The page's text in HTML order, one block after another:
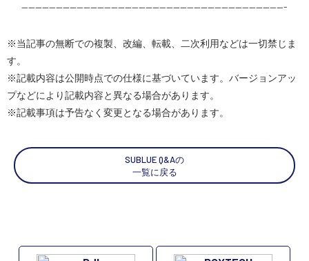
——————————————————————————————————————-
※当記事の無断での複製、改編、転載、二次利用などは一切禁じま
す。
※記載内容は公開時点での仕様に基づいています。バージョンアッ
プなどにより記載内容と異なる場合があります。
※記載事項は予告なく変更となる場合があります。
SUBLUE Q&Aの
一覧に戻る